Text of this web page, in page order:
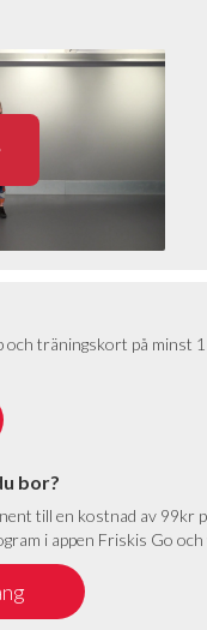
och träningskort på minst
bor?
till en kostnad av 99kr
i appen Friskis Go